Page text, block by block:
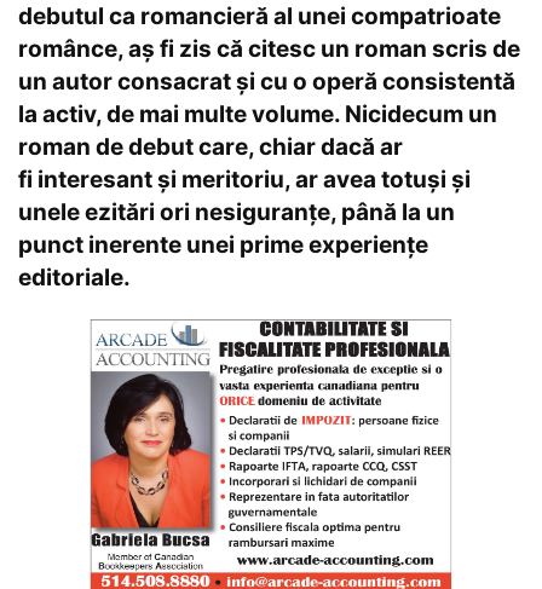
debutul ca romancieră al unei compatrioate
românce, aș fi zis că citesc un roman scris de
un autor consacrat și cu o operă consistentă
la activ, de mai multe volume. Nicidecum un
roman de debut care, chiar dacă ar
fi interesant și meritoriu, ar avea totuși și
unele ezitări ori nesiguranțe, până la un
punct inerente unei prime experiențe
editoriale.